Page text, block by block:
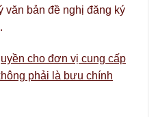
văn bản đề nghị đăng ký
cho đơn vị cung cấp
phải là bưu chính